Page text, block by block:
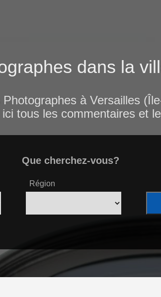
dans la
à Versailles
tous les commentaires et
Que cherchez-vous?
Région